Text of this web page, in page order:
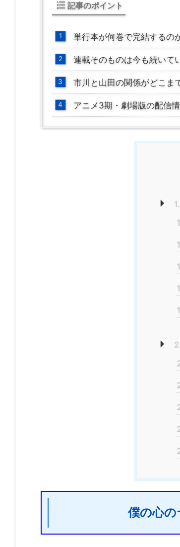
記事のポイント
単行本が何巻で完結するの
連載そのものは今も続いて
市川と山田の関係がどこま
アニメ3期・劇場版の配信
1.
僕の心